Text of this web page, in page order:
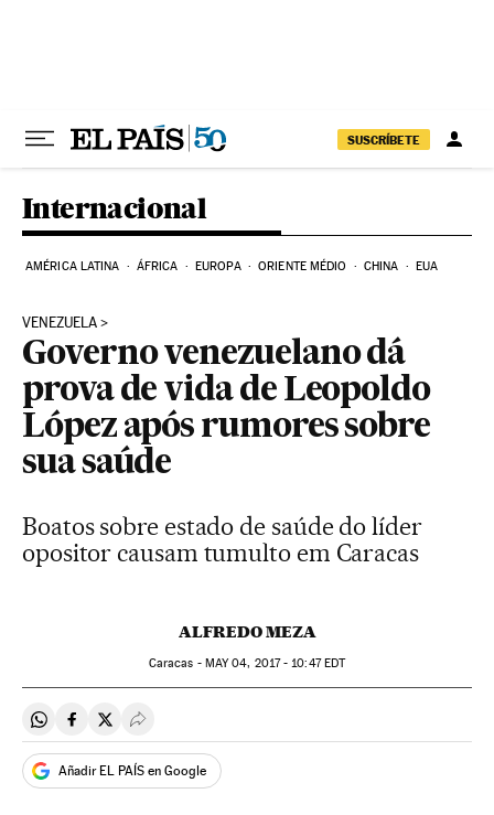
SUSCRÍBETE
Internacional
AMÉRICA LATINA ÁFRICA EUROPA ORIENTE MÉDIO CHINA EUA
VENEZUELA
Governo venezuelano dá
prova de vida de Leopoldo
López após rumores sobre
sua saúde
Boatos sobre estado de saúde do líder
opositor causam tumulto em Caracas
ALFREDO MEZA
Caracas - MAY04, 2017 - 10:47EDT
Compartir en Whatsapp
Compartir en Facebook
Compartir en Twitter
Desplegar Redes Sociales
Añadir EL PAÍS en Google